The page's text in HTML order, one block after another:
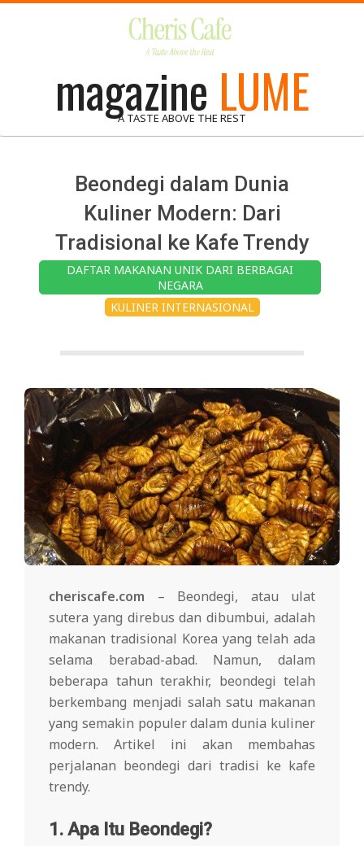
magazine LUME
A TASTE ABOVE THE REST
Beondegi dalam Dunia
Kuliner Modern: Dari
Tradisional ke Kafe Trendy
DAFTAR MAKANAN UNIK DARI BERBAGAI
NEGARA
KULINER INTERNASIONAL
cheriscafe.com – Beondegi, atau ulat
sutera yang direbus dan dibumbui, adalah
makanan tradisional Korea yang telah ada
selama berabad-abad. Namun, dalam
beberapa tahun terakhir, beondegi telah
berkembang menjadi salah satu makanan
yang semakin populer dalam dunia kuliner
modern. Artikel ini akan membahas
perjalanan beondegi dari tradisi ke kafe
trendy.
1. Apa Itu Beondegi?